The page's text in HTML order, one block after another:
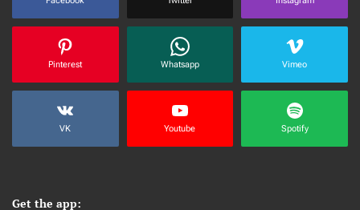
Pinterest Whatsapp Vimeo
VK Youtube Spotify
Get the app: